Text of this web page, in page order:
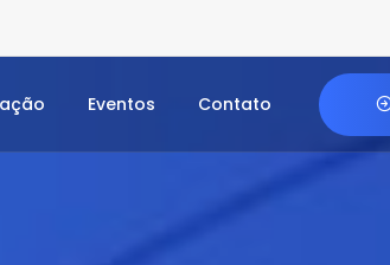
Eventos Contato